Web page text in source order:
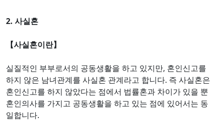
2. 사실혼
【사실혼이란】
실질적인 부부로서의 공동생활을 하고 있지만, 혼인신고를
하지 않은 남녀관계를 사실혼 관계라고 합니다. 즉 사실혼은
혼인신고를 하지 않았다는 점에서 법률혼과 차이가 있을 뿐
혼인의사를 가지고 공동생활을 하고 있는 점에 있어서는 동
일합니다.